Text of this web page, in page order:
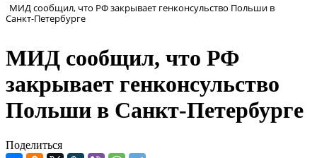
МИД сообщил, что РФ закрывает генконсульство Польши в
Санкт-Петербурге
МИД сообщил, что РФ
закрывает генконсульство
Польши в Санкт-Петербурге
Поделиться